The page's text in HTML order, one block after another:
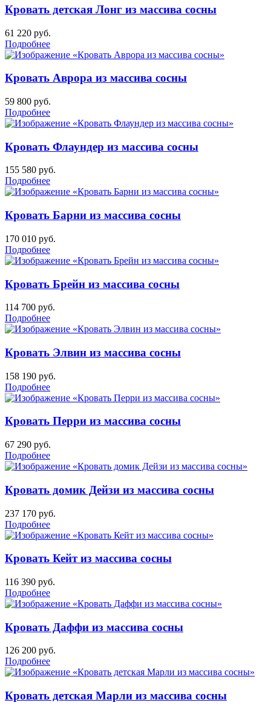
Кровать детская Лонг из массива сосны
61 220 руб.
Подробнее
Кровать Аврора из массива сосны
59 800 руб.
Подробнее
Кровать Флаундер из массива сосны
155 580 руб.
Подробнее
Кровать Барни из массива сосны
170 010 руб.
Подробнее
Кровать Брейн из массива сосны
114 700 руб.
Подробнее
Кровать Элвин из массива сосны
158 190 руб.
Подробнее
Кровать Перри из массива сосны
67 290 руб.
Подробнее
Кровать домик Дейзи из массива сосны
237 170 руб.
Подробнее
Кровать Кейт из массива сосны
116 390 руб.
Подробнее
Кровать Даффи из массива сосны
126 200 руб.
Подробнее
Кровать детская Марли из массива сосны